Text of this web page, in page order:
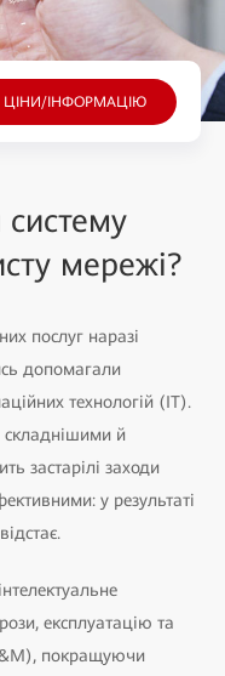
ІНФОРМАЦІЮ
мережі?
послуг наразі
допомагали
технологій (ІТ).
складнішими й
застарілі заходи
у результаті
експлуатацію та
покращуючи